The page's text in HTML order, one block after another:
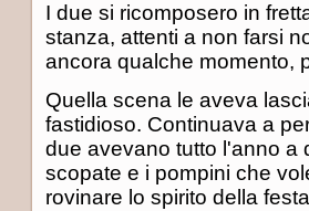
I due si ricomposero in
stanza, attenti a non farsi
ancora qualche momento,
Quella scena le aveva
fastidioso. Continuava a
due avevano tutto l'anno a
scopate e i pompini che
rovinare lo spirito della